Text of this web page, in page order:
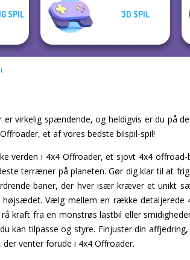
SPIL 3D SPIL
er virkelig spændende, og heldigvis er du på
et af vores bedste bilspil-spil!
verden i 4x4 Offroader, et sjovt 4x4
terræner på planeten. Gør dig klar til at
baner, der hver især kræver et unikt
Vælg mellem en række detaljerede
kraft fra en monstrøs lastbil eller
kan tilpasse og styre. Finjuster din
venter forude i 4x4 Offroader.